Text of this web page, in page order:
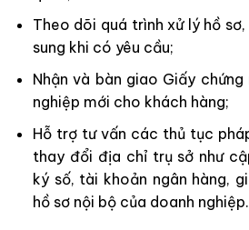
Theo dõi quá trình xử lý hồ
sung khi có yêu cầu;
Nhận và bàn giao Giấy
nghiệp mới cho khách hàng;
Hỗ trợ tư vấn các thủ tục
thay đổi địa chỉ trụ sở như
ký số, tài khoản ngân hàng,
hồ sơ nội bộ của doanh nghiệp.